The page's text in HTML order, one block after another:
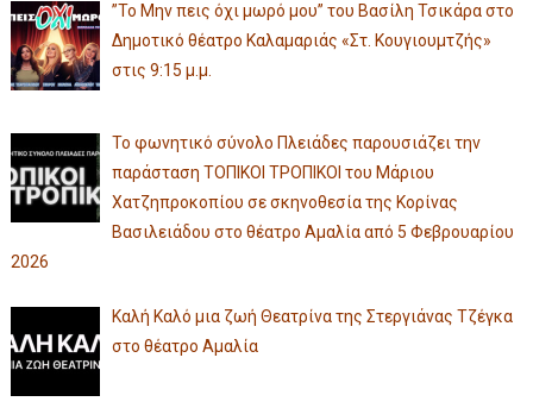
”Το Μην πεις όχι μωρό μου” του Βασίλη Τσικάρα στο
Δημοτικό θέατρο Καλαμαριάς «Στ. Κουγιουμτζής»
στις 9:15 μ.μ.
Το φωνητικό σύνολο Πλειάδες παρουσιάζει την
παράσταση ΤΟΠΙΚΟΙ ΤΡΟΠΙΚΟΙ του Μάριου
Χατζηπροκοπίου σε σκηνοθεσία της Κορίνας
Βασιλειάδου στο θέατρο Αμαλία από 5 Φεβρουαρίου
2026
Καλή Καλό μια ζωή Θεατρίνα της Στεργιάνας Τζέγκα
στο θέατρο Αμαλία